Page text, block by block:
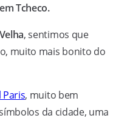
Tcheco.
, sentimos que
muito mais bonito do
Paris, muito bem
da cidade, uma